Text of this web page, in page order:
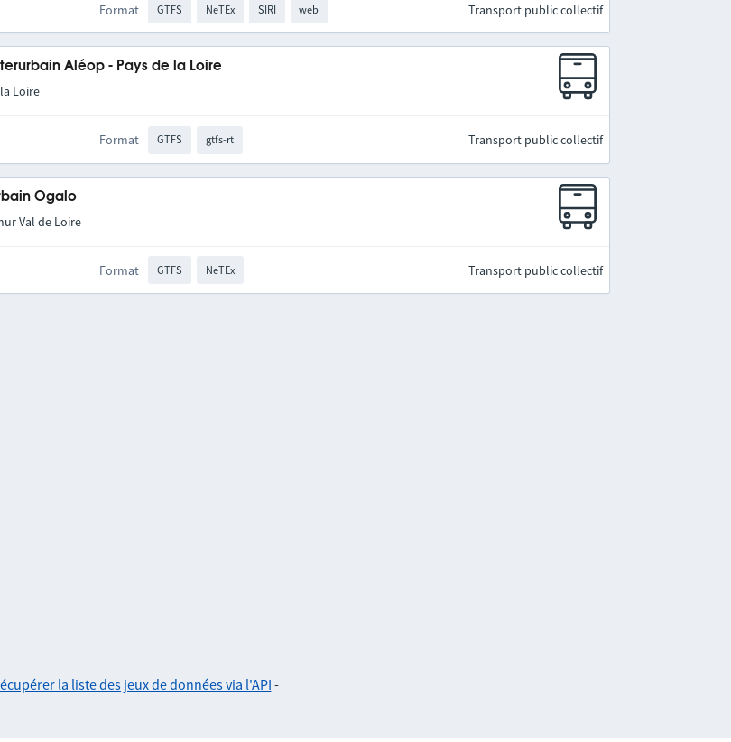
Format GTFS NeTEx SIRI web Transport public collectif
Aléop - Pays de la Loire
Loire
Format GTFS gtfs-rt Transport public collectif
Ogalo
Val de Loire
Format GTFS NeTEx Transport public collectif
la liste des jeux de données via l'API -